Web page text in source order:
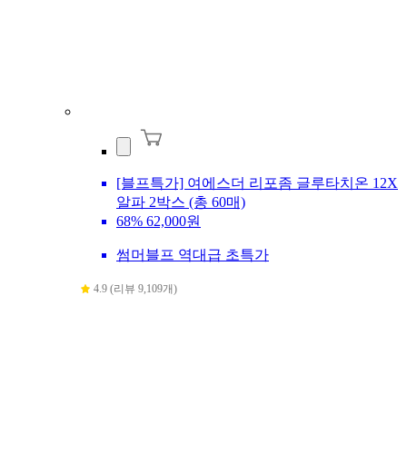
[블프특가] 여에스더 리포좀 글루타치온 12X
알파 2박스 (총 60매)
68% 62,000원
썸머블프 역대급 초특가
4.9 (리뷰 9,109개)